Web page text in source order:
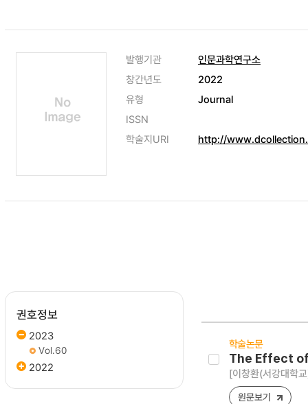
발행기관
인문과학연구소
창간년도
2022
유형
Journal
ISSN
학술지URI
http://
권호정보
2023
Vol.60
2022
학술논문
The Effect
[이창환(서강대학
원문보기